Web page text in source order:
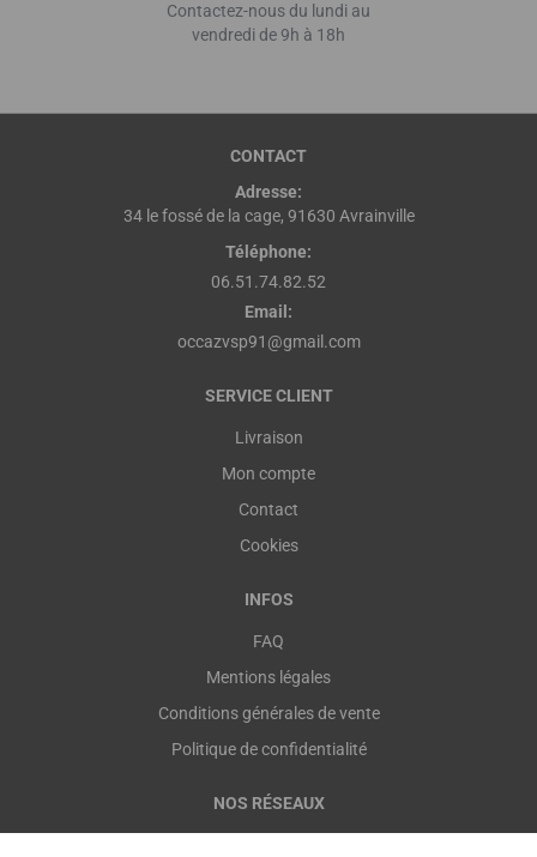
Contactez-nous du lundi au
vendredi de 9h à 18h
CONTACT
Adresse:
34 le fossé de la cage, 91630 Avrainville
Téléphone:
06.51.74.82.52
Email:
occazvsp91@gmail.com
SERVICE CLIENT
Livraison
Mon compte
Contact
Cookies
INFOS
FAQ
Mentions légales
Conditions générales de vente
Politique de confidentialité
NOS RÉSEAUX